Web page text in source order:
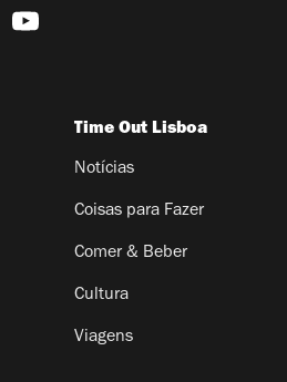
Time Out Lisboa
Notícias
Coisas para Fazer
Comer & Beber
Cultura
Viagens